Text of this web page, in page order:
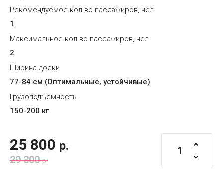
Рекомендуемое кол-во пассажиров, чел
1
Максимальное кол-во пассажиров, чел
2
Ширина доски
77-84 см (Оптимальные, устойчивые)
Грузоподъемность
150-200 кг
25 800 р.
29 300 р.